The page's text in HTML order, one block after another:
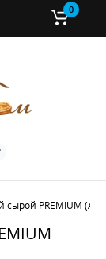
0
PREMIUM